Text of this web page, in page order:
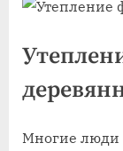
Многие люди